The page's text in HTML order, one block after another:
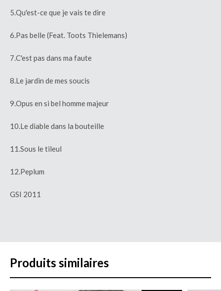
5.Qu'est-ce que je vais te dire
6.Pas belle (Feat. Toots Thielemans)
7.C'est pas dans ma faute
8.Le jardin de mes soucis
9.Opus en si bel homme majeur
10.Le diable dans la bouteille
11.Sous le tileul
12.Peplum
GSI 2011
Produits similaires